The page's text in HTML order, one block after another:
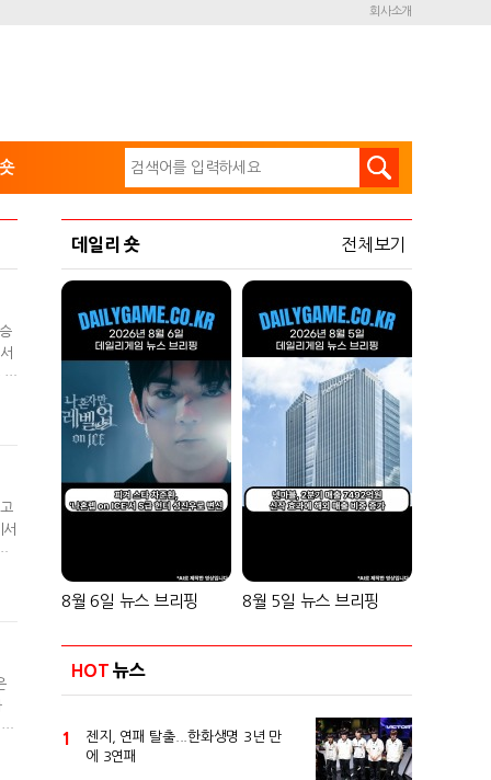
회사소개
6
데일리 숏 전체보기
8월 6일 뉴스 브리핑 8월 5일 뉴스 브리핑
HOT 뉴스
1
젠지, 연패 탈출...한화생명 3년 만
에 3연패